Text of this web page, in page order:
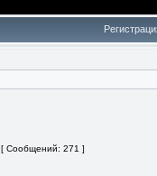
[ Сообщений: 271 ]